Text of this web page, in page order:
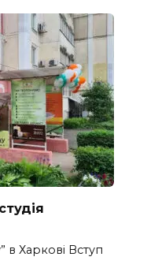
в Харкові Вступ